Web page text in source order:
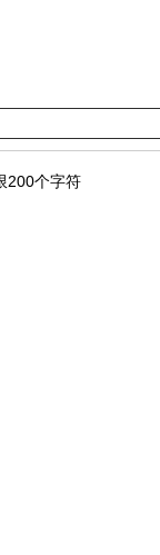
200个字符